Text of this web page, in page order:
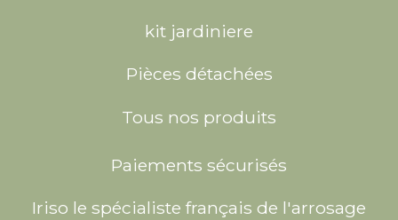
kit jardiniere
Pièces détachées
Tous nos produits
Paiements sécurisés
Iriso le spécialiste français de l'arrosage